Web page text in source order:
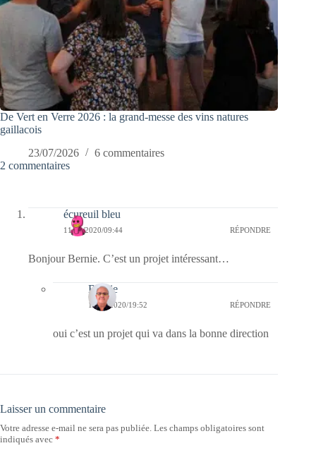
De Vert en Verre 2026 : la grand-messe des vins natures
gaillacois
23/07/2026
6 commentaires
2 commentaires
écureuil bleu
11/02/2020/09:44 RÉPONDRE
Bonjour Bernie. C’est un projet intéressant…
Bernie
11/02/2020/19:52 RÉPONDRE
oui c’est un projet qui va dans la bonne direction
Laisser un commentaire
Votre adresse e-mail ne sera pas publiée. Les champs obligatoires sont
indiqués avec *